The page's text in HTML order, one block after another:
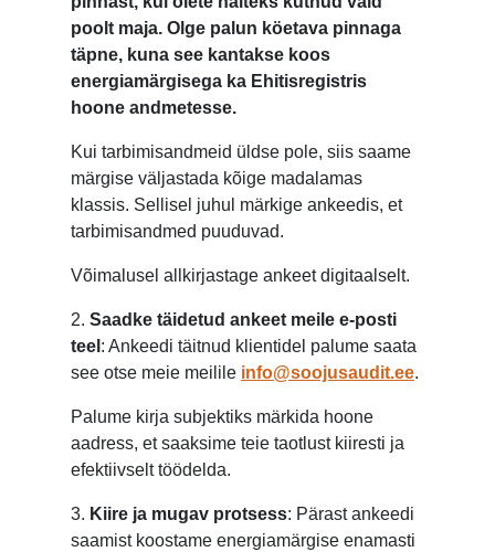
poolt maja. Olge palun köetava pinnaga
täpne, kuna see kantakse koos
energiamärgisega ka Ehitisregistris
hoone andmetesse.
Kui tarbimisandmeid üldse pole, siis saame
märgise väljastada kõige madalamas
klassis. Sellisel juhul märkige ankeedis, et
tarbimisandmed puuduvad.
Võimalusel allkirjastage ankeet digitaalselt.
2. Saadke täidetud ankeet meile e-posti
teel : Ankeedi täitnud klientidel palume saata
see otse meie meilile info@soojusaudit.ee.
Palume kirja subjektiks märkida hoone
aadress, et saaksime teie taotlust kiiresti ja
efektiivselt töödelda.
3. Kiire ja mugav protsess: Pärast ankeedi
saamist koostame energiamärgise enamasti